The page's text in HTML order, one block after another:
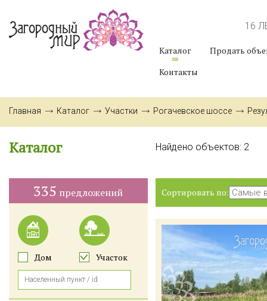
16
Каталог
Продать
Контакты
Главная Каталог Участки Рогачевское шоссе
Каталог
335 предложений
Дом Участок
Найдено объектов: 2
Сортировать по: